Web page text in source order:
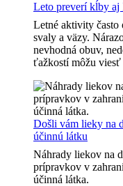
Leto preverí kĺby
Letné aktivity často
svaly a väzy.
nevhodná obuv,
ťažkostí môžu viesť
Došli vám lieky na
účinnú látku
Náhrady liekov na
prípravkov v
účinná látka.